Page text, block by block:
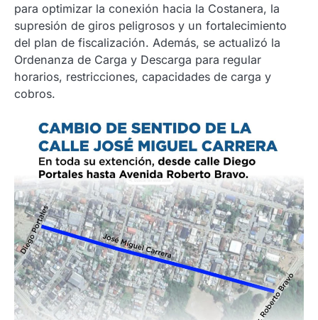
para optimizar la conexión hacia la Costanera, la
supresión de giros peligrosos y un fortalecimiento
del plan de fiscalización. Además, se actualizó la
Ordenanza de Carga y Descarga para regular
horarios, restricciones, capacidades de carga y
cobros.